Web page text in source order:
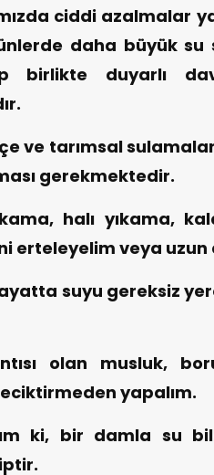
ciddi azalmalar
daha büyük su
birlikte duyarlı
ve tarımsal
gerekmektedir.
halı yıkama,
erteleyelim veya uzun
suyu gereksiz
olan musluk,
yapalım.
ki, bir damla su